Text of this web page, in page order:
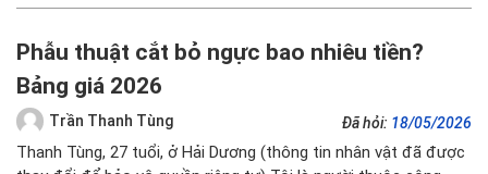
Phẫu thuật cắt bỏ ngực bao nhiêu tiền?
Bảng giá 2026
Trần Thanh Tùng Đã hỏi: 18/05/2026
Thanh Tùng, 27 tuổi, ở Hải Dương (thông tin nhân vật đã được